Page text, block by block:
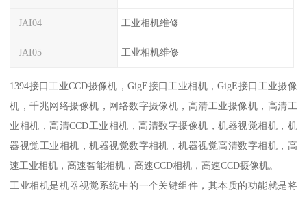
JAI04 工业相机维修
JAI05 工业相机维修
1394接口工业CCD摄像机，GigE接口工业相机，GigE接口工业摄像
机，千兆网络摄像机，网络数字摄像机，高清工业摄像机，高清工
业相机，高清CCD工业相机，高清数字摄像机，机器视觉相机，机
器视觉工业相机，机器视觉数字相机，机器视觉高清数字相机，高
速工业相机，高速智能相机，高速CCD相机，高速CCD摄像机。
工业相机是机器视觉系统中的一个关键组件，其本质的功能就是将